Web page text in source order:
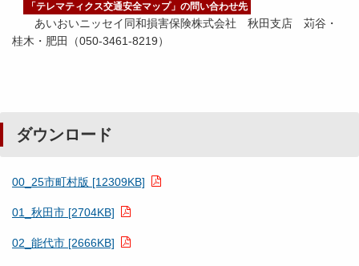
「テレマティクス交通安全マップ」の問い合わせ先
あいおいニッセイ同和損害保険株式会社 秋田支店 苅谷・
桂木・肥田（050-3461-8219）
ダウンロード
00_25市町村版 [12309KB]
01_秋田市 [2704KB]
02_能代市 [2666KB]